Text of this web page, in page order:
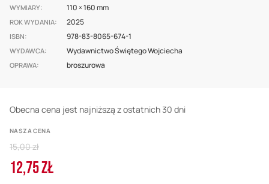
gallery
WYMIARY 110 × 160 mm
ROK WYDANIA 2025
ISBN 978-83-8065-674-1
WYDAWCA Wydawnictwo Świętego Wojciecha
OPRAWA broszurowa
Obecna cena jest najniższą z ostatnich 30 dni
NASZA CENA
Cena
12,75 ZŁ
Regular
Price
15,00 zł